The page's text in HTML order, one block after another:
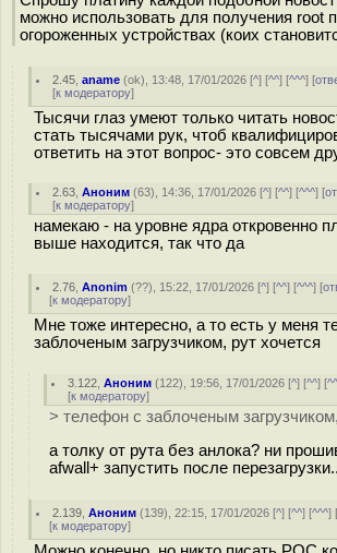
можно использовать для получения root
огороженных устройствах (коих
2.45 ,aname (ok), 13:48, 17/01/2026 [^] [^^] [^^^] [
[к модератору]
Тысячи глаз умеют только читать
стать тысячами рук, чтоб
ответить на этот вопрос- это совсем
2.63 ,Аноним (63), 14:36, 17/01/2026 [^] [^^] [^^^] [
[к модератору]
намекаю - на уровне ядра откровенно
выше находится, так что да
2.76 ,Anonim (??), 15:22, 17/01/2026 [^] [^^] [^^^] [
[к модератору]
Мне тоже интересно, а то есть у меня
заблоченым загрузчиком, рут хочется
3.122 ,Аноним (122), 19:56, 17/01/2026 [^] [^^] [
[к модератору]
> телефон с заблоченым
а толку от рута без анлока? ни
afwall+ запустить после
2.139 ,Аноним (139), 22:15, 17/01/2026 [^] [^^] [^^^]
[к модератору]